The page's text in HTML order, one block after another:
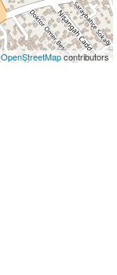
OpenStreetMapcontributors